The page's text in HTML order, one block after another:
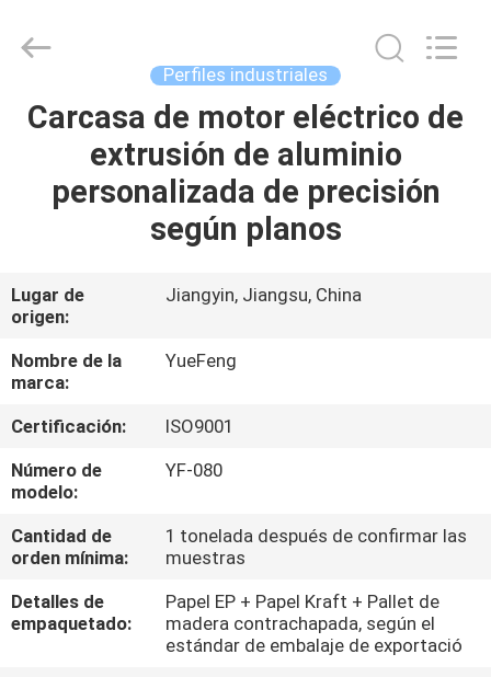
INICIO
PRODUCTOS
NOSOTROS
VISITA
A
LA
FÁBRICA
CONTROL
CALIDAD
Rights
Reserved.
Perfiles industriales
Carcasa de motor eléctrico de
extrusión de aluminio
personalizada de precisión
según planos
Lugar de
origen:
Jiangyin, Jiangsu, China
Nombre de la
marca:
YueFeng
Certificación:
ISO9001
Número de
modelo:
YF-080
Cantidad de
orden mínima:
1 tonelada después de confirmar las
muestras
Detalles de
empaquetado:
Papel EP + Papel Kraft + Pallet de
madera contrachapada, según el
estándar de embalaje de exportació